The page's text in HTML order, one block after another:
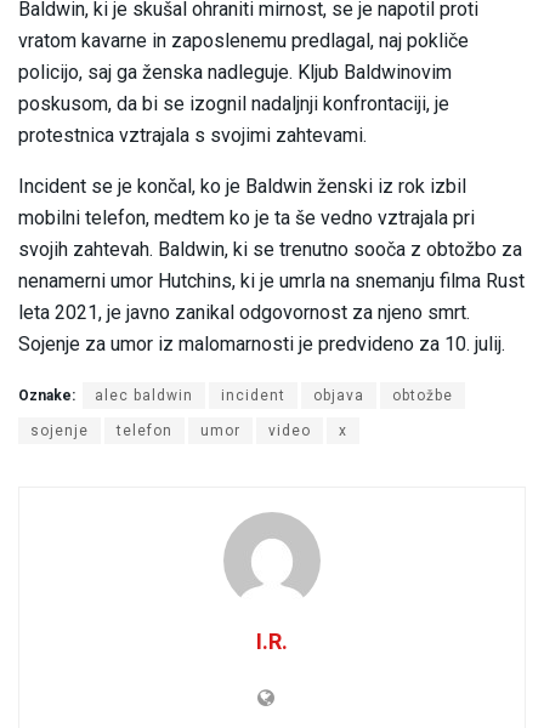
Baldwin, ki je skušal ohraniti mirnost, se je napotil proti
vratom kavarne in zaposlenemu predlagal, naj pokliče
policijo, saj ga ženska nadleguje. Kljub Baldwinovim
poskusom, da bi se izognil nadaljnji konfrontaciji, je
protestnica vztrajala s svojimi zahtevami.
Incident se je končal, ko je Baldwin ženski iz rok izbil
mobilni telefon, medtem ko je ta še vedno vztrajala pri
svojih zahtevah. Baldwin, ki se trenutno sooča z obtožbo za
nenamerni umor Hutchins, ki je umrla na snemanju filma Rust
leta 2021, je javno zanikal odgovornost za njeno smrt.
Sojenje za umor iz malomarnosti je predvideno za 10. julij.
Oznake: alec baldwin incident objava obtožbe
sojenje telefon umor video x
I.R.